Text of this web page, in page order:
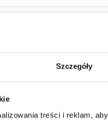
Szczegóły
treści i reklam,
3
Zastosowanie: